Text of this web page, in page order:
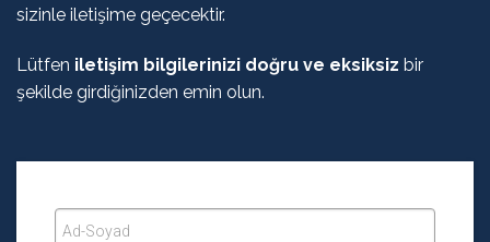
sizinle iletişime geçecektir.
Lütfen iletişim bilgilerinizi doğru ve eksiksiz bir
şekilde girdiğinizden emin olun.
Ad-Soyad